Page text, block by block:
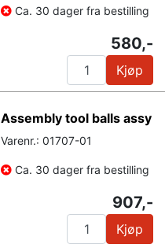
Ca. 30 dager fra bestilling
580,-
Kjøp
Assembly tool balls assy
Varenr.: 01707-01
Ca. 30 dager fra bestilling
907,-
Kjøp